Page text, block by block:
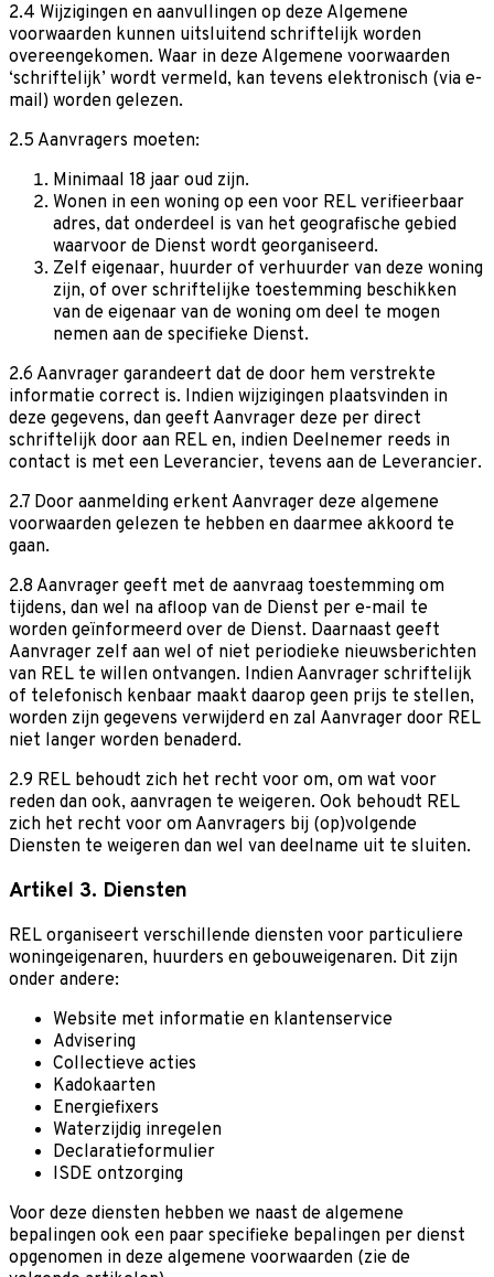
2.4 Wijzigingen en aanvullingen op deze Algemene
voorwaarden kunnen uitsluitend schriftelijk worden
overeengekomen. Waar in deze Algemene voorwaarden
‘schriftelijk’ wordt vermeld, kan tevens elektronisch (via e-
mail) worden gelezen.
2.5 Aanvragers moeten:
Minimaal 18 jaar oud zijn.
Wonen in een woning op een voor REL verifieerbaar
adres, dat onderdeel is van het geografische gebied
waarvoor de Dienst wordt georganiseerd.
Zelf eigenaar, huurder of verhuurder van deze woning
zijn, of over schriftelijke toestemming beschikken
van de eigenaar van de woning om deel te mogen
nemen aan de specifieke Dienst.
2.6 Aanvrager garandeert dat de door hem verstrekte
informatie correct is. Indien wijzigingen plaatsvinden in
deze gegevens, dan geeft Aanvrager deze per direct
schriftelijk door aan REL en, indien Deelnemer reeds in
contact is met een Leverancier, tevens aan de Leverancier.
2.7 Door aanmelding erkent Aanvrager deze algemene
voorwaarden gelezen te hebben en daarmee akkoord te
gaan.
2.8 Aanvrager geeft met de aanvraag toestemming om
tijdens, dan wel na afloop van de Dienst per e-mail te
worden geïnformeerd over de Dienst. Daarnaast geeft
Aanvrager zelf aan wel of niet periodieke nieuwsberichten
van REL te willen ontvangen. Indien Aanvrager schriftelijk
of telefonisch kenbaar maakt daarop geen prijs te stellen,
worden zijn gegevens verwijderd en zal Aanvrager door REL
niet langer worden benaderd.
2.9 REL behoudt zich het recht voor om, om wat voor
reden dan ook, aanvragen te weigeren. Ook behoudt REL
zich het recht voor om Aanvragers bij (op)volgende
Diensten te weigeren dan wel van deelname uit te sluiten.
Artikel 3. Diensten
REL organiseert verschillende diensten voor particuliere
woningeigenaren, huurders en gebouweigenaren. Dit zijn
onder andere:
Website met informatie en klantenservice
Advisering
Collectieve acties
Kadokaarten
Energiefixers
Waterzijdig inregelen
Declaratieformulier
ISDE ontzorging
Voor deze diensten hebben we naast de algemene
bepalingen ook een paar specifieke bepalingen per dienst
opgenomen in deze algemene voorwaarden (zie de